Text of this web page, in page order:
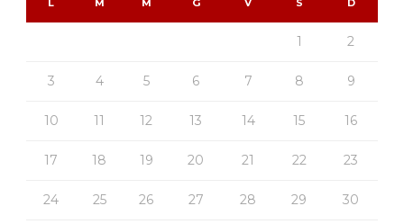
1 2
3 4 5 6 7 8 9
10 11 12 13 14 15 16
17 18 19 20 21 22 23
24 25 26 27 28 29 30